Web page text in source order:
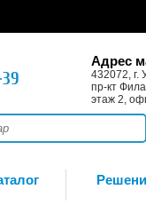
Адрес
432072, г.
пр-кт
этаж 2,